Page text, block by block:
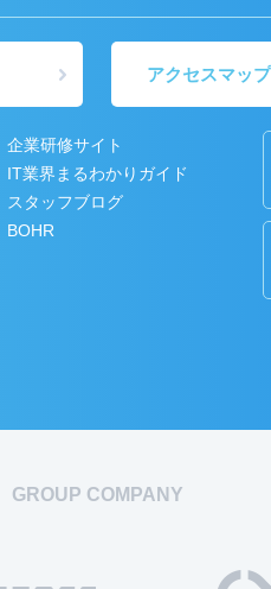
アクセスマップ
企業研修サイト
IT業界まるわかりガイド
スタッフブログ
BOHR
GROUP COMPANY